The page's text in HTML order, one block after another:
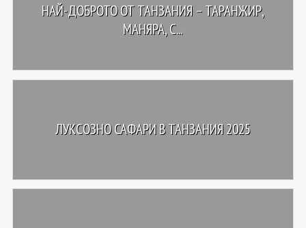
НАЙ-ДОБРОТО ОТ ТАНЗАНИЯ – ТАРАНЖИР,
МАНЯРА, С...
ЛУКСОЗНО САФАРИ В ТАНЗАНИЯ 2025